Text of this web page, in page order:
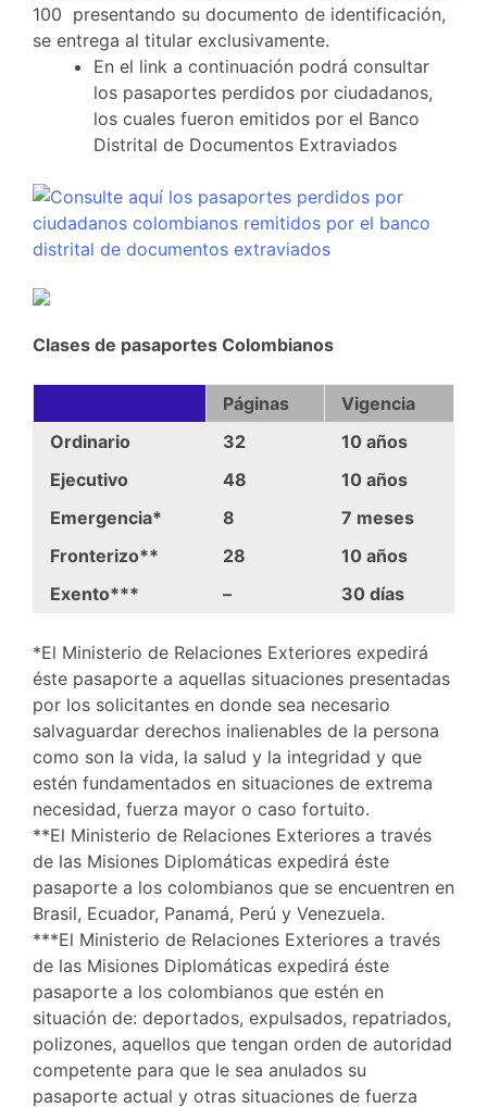
100 presentando su documento de identificación,
se entrega al titular exclusivamente.
En el link a continuación podrá consultar
los pasaportes perdidos por ciudadanos,
los cuales fueron emitidos por el Banco
Distrital de Documentos Extraviados
Clases de pasaportes Colombianos
Páginas
Vigencia
Ordinario
32
10 años
Ejecutivo
48
10 años
Emergencia*
8
7 meses
Fronterizo**
28
10 años
Exento***
– 30 días
*El Ministerio de Relaciones Exteriores expedirá
éste pasaporte a aquellas situaciones presentadas
por los solicitantes en donde sea necesario
salvaguardar derechos inalienables de la persona
como son la vida, la salud y la integridad y que
estén fundamentados en situaciones de extrema
necesidad, fuerza mayor o caso fortuito.
**El Ministerio de Relaciones Exteriores a través
de las Misiones Diplomáticas expedirá éste
pasaporte a los colombianos que se encuentren en
Brasil, Ecuador, Panamá, Perú y Venezuela.
***El Ministerio de Relaciones Exteriores a través
de las Misiones Diplomáticas expedirá éste
pasaporte a los colombianos que estén en
situación de: deportados, expulsados, repatriados,
polizones, aquellos que tengan orden de autoridad
competente para que le sea anulados su
pasaporte actual y otras situaciones de fuerza